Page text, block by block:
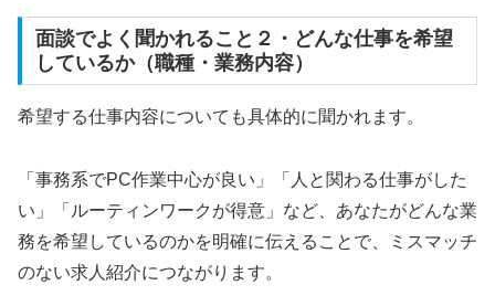
面談でよく聞かれること２・どんな仕事を希望
しているか（職種・業務内容）
希望する仕事内容についても具体的に聞かれます。
「事務系でPC作業中心が良い」「人と関わる仕事がした
い」「ルーティンワークが得意」など、あなたがどんな業
務を希望しているのかを明確に伝えることで、ミスマッチ
のない求人紹介につながります。